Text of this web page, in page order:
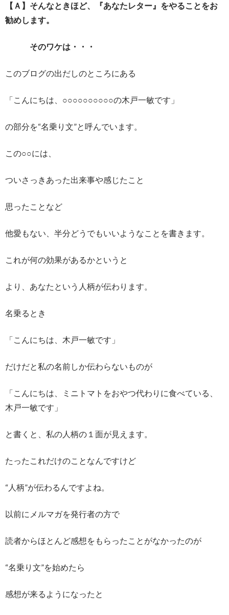
【Ａ】そんなときほど、『あなたレター』をやることをお
勧めします。
そのワケは・・・
このブログの出だしのところにある
「こんにちは、○○○○○○○○○○の木戸一敏です」
の部分を“名乗り文”と呼んでいます。
この○○には、
ついさっきあった出来事や感じたこと
思ったことなど
他愛もない、半分どうでもいいようなことを書きます。
これが何の効果があるかというと
より、あなたという人柄が伝わります。
名乗るとき
「こんにちは、木戸一敏です」
だけだと私の名前しか伝わらないものが
「こんにちは、ミニトマトをおやつ代わりに食べている、
木戸一敏です」
と書くと、私の人柄の１面が見えます。
たったこれだけのことなんですけど
“人柄”が伝わるんですよね。
以前にメルマガを発行者の方で
読者からほとんど感想をもらったことがなかったのが
“名乗り文”を始めたら
感想が来るようになったと